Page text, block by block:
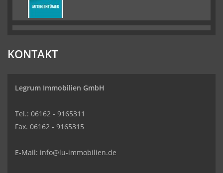
KONTAKT
Legrum Immobilien GmbH
Tel.: 06162 - 9165311
Fax. 06162 - 9165315
E-Mail: info@lu-immobilien.de